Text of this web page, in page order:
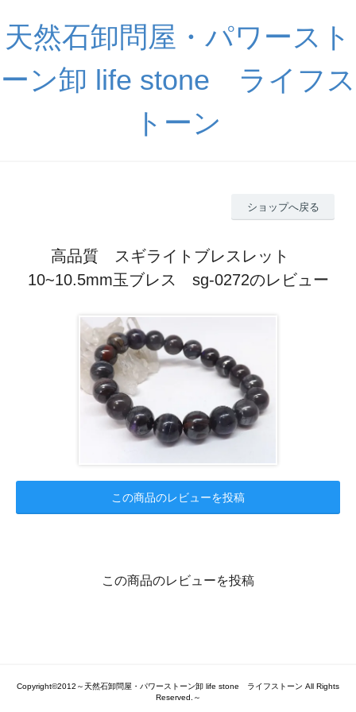
天然石卸問屋・パワースト
ーン卸 life stone ライフス
トーン
ショップへ戻る
高品質 スギライトブレスレット
10~10.5mm玉ブレス sg-0272のレビュー
この商品のレビューを投稿
この商品のレビューを投稿
Copyright©2012～天然石卸問屋・パワーストーン卸 life stone ライフストーン All Rights
Reserved.～